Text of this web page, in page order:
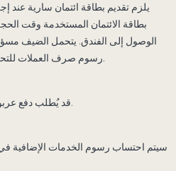
يلزم تقديم بطاقة ائتمان سارية عند
بطاقة الائتمان المستخدمة وقت
الوصول إلى الفندق. يتحمل الضيف
رسوم صرف العملات للتحويل إلى عملة مختلفة (إن وجدت).
قد يُطلب دفع عربون في الفندق عند تسجيل الوصول.
سيتم احتساب رسوم الخدمات الإضافية